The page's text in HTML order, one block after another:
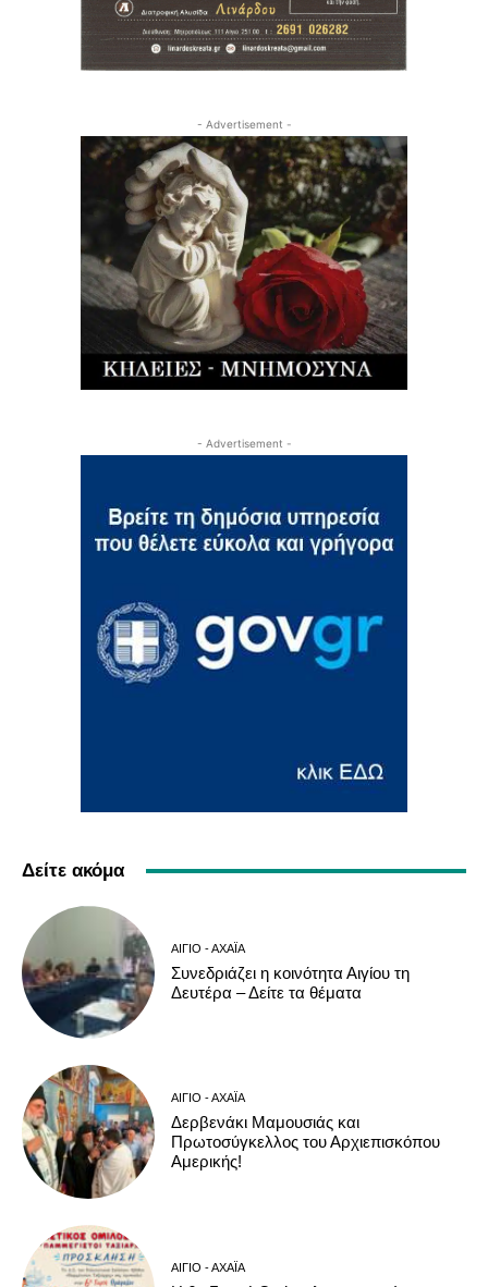
- Advertisement -
- Advertisement -
Δείτε ακόμα
ΑΊΓΙΟ - ΑΧΑΪ́Α
Συνεδριάζει η κοινότητα Αιγίου τη
Δευτέρα – Δείτε τα θέματα
ΑΊΓΙΟ - ΑΧΑΪ́Α
Δερβενάκι Μαμουσιάς και
Πρωτοσύγκελλος του Αρχιεπισκόπου
Αμερικής!
ΑΊΓΙΟ - ΑΧΑΪ́Α